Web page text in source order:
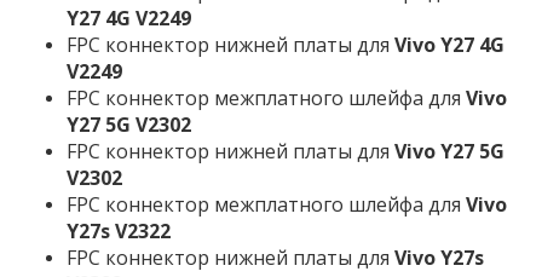
Y27 4G V2249
FPC коннектор нижней платы для Vivo Y27 4G
V2249
FPC коннектор межплатного шлейфа для Vivo
Y27 5G V2302
FPC коннектор нижней платы для Vivo Y27 5G
V2302
FPC коннектор межплатного шлейфа для Vivo
Y27s V2322
FPC коннектор нижней платы для Vivo Y27s